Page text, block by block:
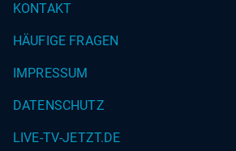
KONTAKT
HÄUFIGE FRAGEN
IMPRESSUM
DATENSCHUTZ
LIVE-TV-JETZT.DE